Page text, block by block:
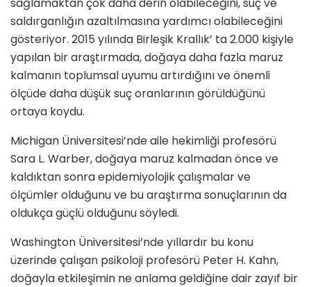
saldırganlığın azaltılmasına yardımcı olabileceğini
gösteriyor. 2015 yılında Birleşik Krallık’ ta 2.000 kişiyle
yapılan bir araştırmada, doğaya daha fazla maruz
kalmanın toplumsal uyumu artırdığını ve önemli
ölçüde daha düşük suç oranlarının görüldüğünü
ortaya koydu.
Michigan Üniversitesi’nde aile hekimliği profesörü
Sara L. Warber, doğaya maruz kalmadan önce ve
kaldıktan sonra epidemiyolojik çalışmalar ve
ölçümler olduğunu ve bu araştırma sonuçlarının da
oldukça güçlü olduğunu söyledi.
Washington Üniversitesi’nde yıllardır bu konu
üzerinde çalışan psikoloji profesörü Peter H. Kahn,
doğayla etkileşimin ne anlama geldiğine dair zayıf bir